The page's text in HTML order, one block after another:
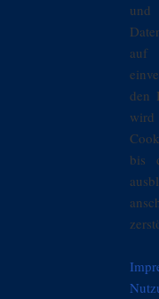
und
auf
den
bis